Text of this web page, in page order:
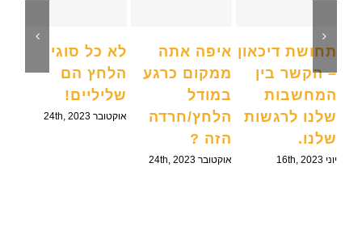
לא כל סוגי
הלחץ הם
שליליים!
אוקטובר 24th, 2023
איפה אתה
ממקום כרגע
במודל
הלחץ/חרדה
הזה ?
אוקטובר 24th, 2023
תחושת דיכאון
– הקשר בין
המחשבות
שלנו לרגשות
שלנו.
יוני 16th, 2023